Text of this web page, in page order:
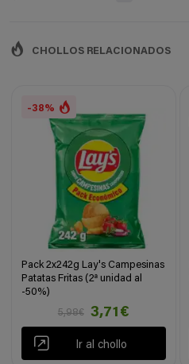
CHOLLOS RELACIONADOS
-38%
Pack 2x242g Lay's Campesinas
Patatas Fritas (2ª unidad al
-50%)
5,98€
3,71€
Ir al chollo